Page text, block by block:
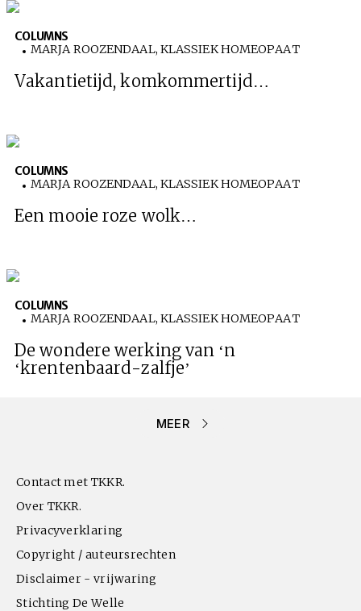
COLUMNS
MARJA ROOZENDAAL, KLASSIEK HOMEOPAAT
Vakantietijd, komkommertijd…
COLUMNS
MARJA ROOZENDAAL, KLASSIEK HOMEOPAAT
Een mooie roze wolk…
COLUMNS
MARJA ROOZENDAAL, KLASSIEK HOMEOPAAT
De wondere werking van ‘n
‘krentenbaard-zalfje’
MEER
Contact met TKKR.
Over TKKR.
Privacyverklaring
Copyright / auteursrechten
Disclaimer - vrijwaring
Stichting De Welle